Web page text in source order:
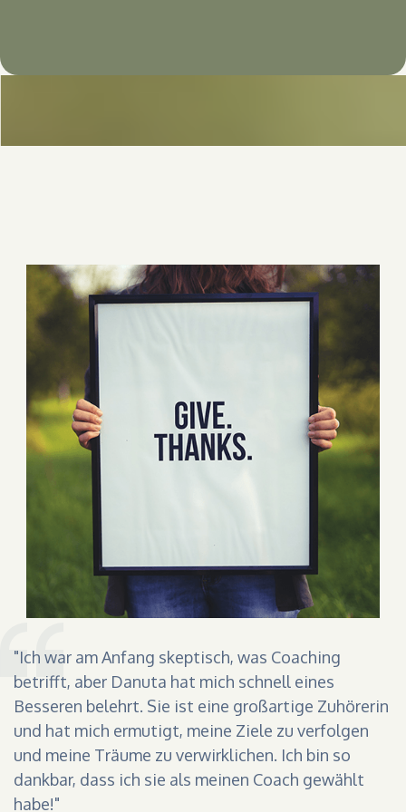
"Ich war am Anfang skeptisch, was Coaching
betrifft, aber Danuta hat mich schnell eines
Besseren belehrt. Sie ist eine großartige Zuhörerin
und hat mich ermutigt, meine Ziele zu verfolgen
und meine Träume zu verwirklichen. Ich bin so
dankbar, dass ich sie als meinen Coach gewählt
habe!"